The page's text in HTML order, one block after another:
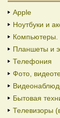
Apple
Ноутбуки и
Компьютеры.
Планшеты и
Телефония
Фото,
Бытовая
Телевизоры